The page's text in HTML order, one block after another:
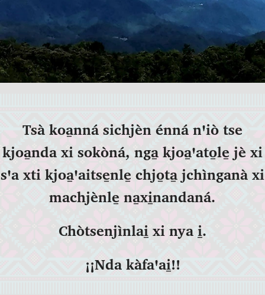
Tsà koa̱nná sichjèn énná nꞌiò tse
kjoa̱nda xi sokòná, nga̱ kjoa̱ꞌato̱le̱ jè xi
sꞌa xti kjoa̱ꞌaitse̱nle̱ chjo̱ta̱ jchìnganà xi
machjènle̱ na̱xi̱nandaná.
Chòtsenjìnlai̱ xi nya i̱.
¡¡Nda kàfaꞌai̱!!